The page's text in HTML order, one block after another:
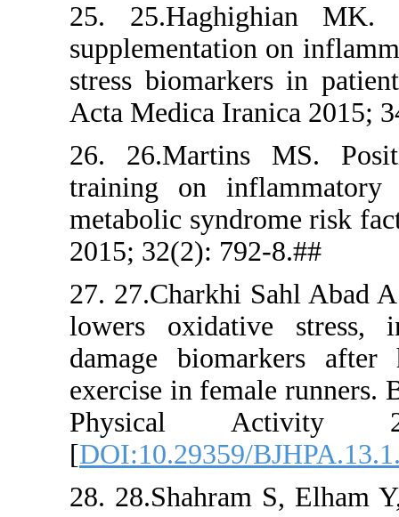
25.
stress
Acta
26.
training
metabolic
2015;
27.
lowers
damage
exercise in
[
28.